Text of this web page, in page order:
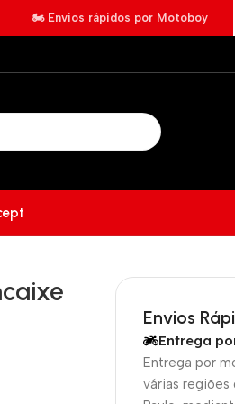
Envios
Entrega
Entrega por
várias regiões
🏍️ Envios rápidos por Motoboy